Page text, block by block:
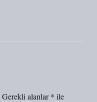
Gerekli alanlar* ile